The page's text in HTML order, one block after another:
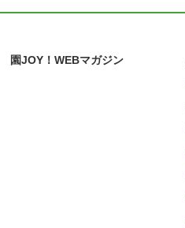
園JOY！WEBマガジン